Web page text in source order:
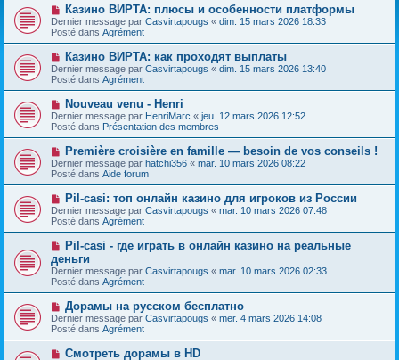
N
o
u
v
e
a
u
m
e
s
a
g
e
Казино ВИРТА: плюсы и особенности платформы
Dernier message par Casvirtapougs « dim. 15 mars 2026 18:33
Posté dans Agrément
N
o
u
v
e
a
u
m
e
s
a
g
e
Казино ВИРТА: как проходят выплаты
Dernier message par Casvirtapougs « dim. 15 mars 2026 13:40
Posté dans Agrément
N
o
u
v
e
a
u
m
e
s
a
g
e
Nouveau venu - Henri
Dernier message par HenriMarc « jeu. 12 mars 2026 12:52
Posté dans Présentation des membres
N
o
u
v
e
a
u
m
e
s
a
g
e
Première croisière en famille — besoin de vos conseils !
Dernier message par hatchi356 « mar. 10 mars 2026 08:22
Posté dans Aide forum
N
o
u
v
e
a
u
m
e
s
a
g
e
Pil-casi: топ онлайн казино для игроков из России
Dernier message par Casvirtapougs « mar. 10 mars 2026 07:48
Posté dans Agrément
N
u
v
e
a
u
m
e
s
s
Pil-casi - где играть в онлайн казино на реальные
деньги
Dernier message par Casvirtapougs « mar. 10 mars 2026 02:33
Posté dans Agrément
N
o
u
v
a
Дорамы на русском бесплатно
Dernier message par Casvirtapougs « mer. 4 mars 2026 14:08
Posté dans Agrément
NСмотреть дорамы в HD